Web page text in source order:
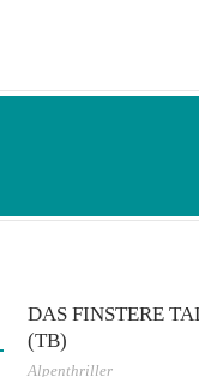
DAS FINSTERE
(TB)
Alpenthriller